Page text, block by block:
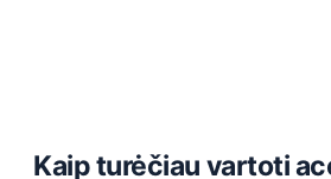
Kaip turėčiau vartoti